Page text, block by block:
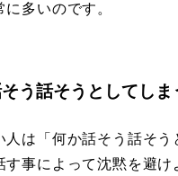
多いのです。
う話そうとしてしま
人は「何か話そう話そう
す事によって沈黙を避け